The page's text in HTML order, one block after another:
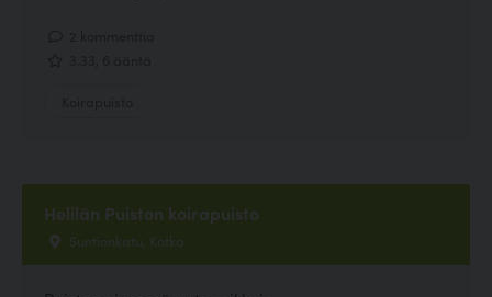
Helilän Puiston koirapuisto
Suntionkatu, Kotka